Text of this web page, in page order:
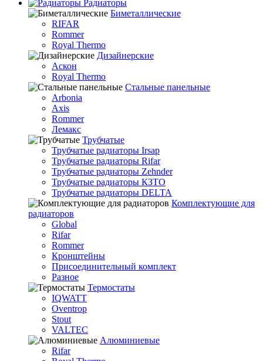
Радиаторы
Биметаллические
RIFAR
Rommer
Royal Thermo
Дизайнерские
Аскон
Royal Thermo
Стальные панельные
Arbonia
Axis
Rommer
Лемакс
Трубчатые
Трубчатые радиаторы Irsap
Трубчатые радиаторы Rifar
Трубчатые радиаторы Zehnder
Трубчатые радиаторы КЗТО
Трубчатые радиаторы DELTA
Комплектующие для
радиаторов
Global
Rifar
Rommer
Кронштейны
Присоединительный комплект
Разное
Термостаты
IQWATT
Oventrop
Stout
VALTEC
Алюминиевые
Rifar